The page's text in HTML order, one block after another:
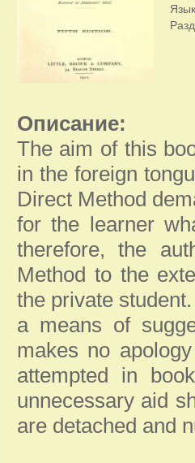
Описание:
The aim of this
in the foreign
Direct Method
for the learner
therefore, the
Method to the
the private
a means of
makes no
attempted in
unnecessary aid
are detached and